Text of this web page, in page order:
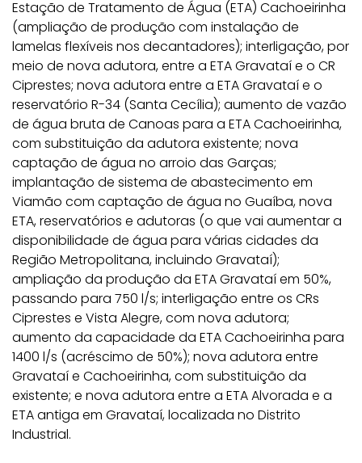
Estação de Tratamento de Água (ETA) Cachoeirinha
(ampliação de produção com instalação de
lamelas flexíveis nos decantadores); interligação, por
meio de nova adutora, entre a ETA Gravataí e o CR
Ciprestes; nova adutora entre a ETA Gravataí e o
reservatório R-34 (Santa Cecília); aumento de vazão
de água bruta de Canoas para a ETA Cachoeirinha,
com substituição da adutora existente; nova
captação de água no arroio das Garças;
implantação de sistema de abastecimento em
Viamão com captação de água no Guaíba, nova
ETA, reservatórios e adutoras (o que vai aumentar a
disponibilidade de água para várias cidades da
Região Metropolitana, incluindo Gravataí);
ampliação da produção da ETA Gravataí em 50%,
passando para 750 l/s; interligação entre os CRs
Ciprestes e Vista Alegre, com nova adutora;
aumento da capacidade da ETA Cachoeirinha para
1400 l/s (acréscimo de 50%); nova adutora entre
Gravataí e Cachoeirinha, com substituição da
existente; e nova adutora entre a ETA Alvorada e a
ETA antiga em Gravataí, localizada no Distrito
Industrial.